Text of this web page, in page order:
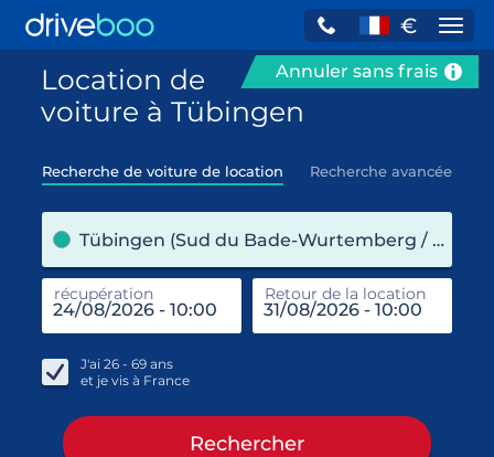
€
Annuler sans frais
Location de
voiture à Tübingen
Recherche de voiture de location Recherche avancée
Tübingen (Sud du Bade-Wurtemberg / Allemagne)
récupération Retour de la location
J'ai 26 - 69 ans
et je vis à France
Rechercher